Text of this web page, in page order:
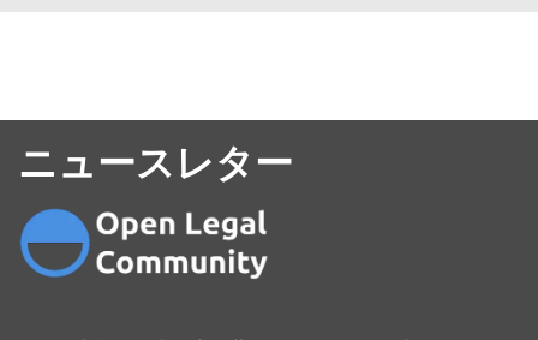
ニュースレター